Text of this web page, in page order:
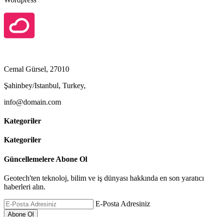
Cemal Gürsel, 27010
Şahinbey/Istanbul, Turkey,
info@domain.com
Kategoriler
Kategoriler
Güncellemelere Abone Ol
Geotech'ten teknoloj, bilim ve iş dünyası hakkında en son yaratıcı
haberleri alın.
E-Posta Adresiniz